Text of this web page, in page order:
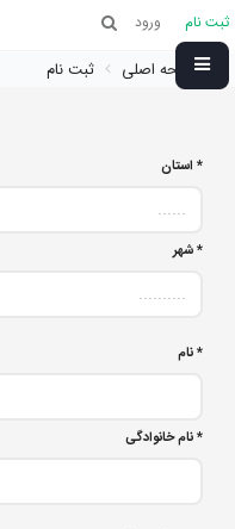
ثبت نام ورود
صفحه اصلی ثبت نام
* استان
*شهر
*نام
*نام خانوادگی